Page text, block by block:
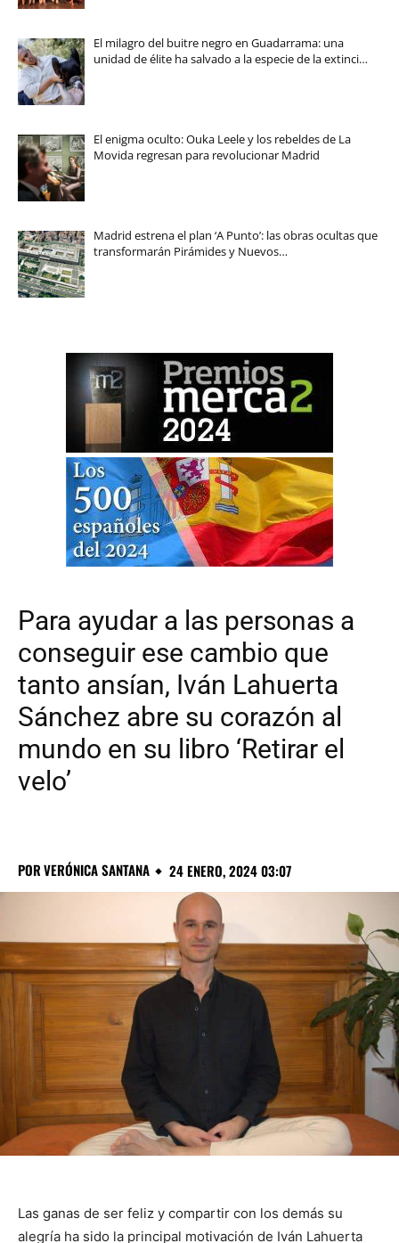
El milagro del buitre negro en Guadarrama: una
unidad de élite ha salvado a la especie de la extinci…
El enigma oculto: Ouka Leele y los rebeldes de La
Movida regresan para revolucionar Madrid
Madrid estrena el plan ‘A Punto’: las obras ocultas que
transformarán Pirámides y Nuevos…
Para ayudar a las personas a
conseguir ese cambio que
tanto ansían, Iván Lahuerta
Sánchez abre su corazón al
mundo en su libro ‘Retirar el
velo’
PORVERÓNICA SANTANA 24 ENERO, 2024 03:07
Las ganas de ser feliz y compartir con los demás su
alegría ha sido la principal motivación de Iván Lahuerta